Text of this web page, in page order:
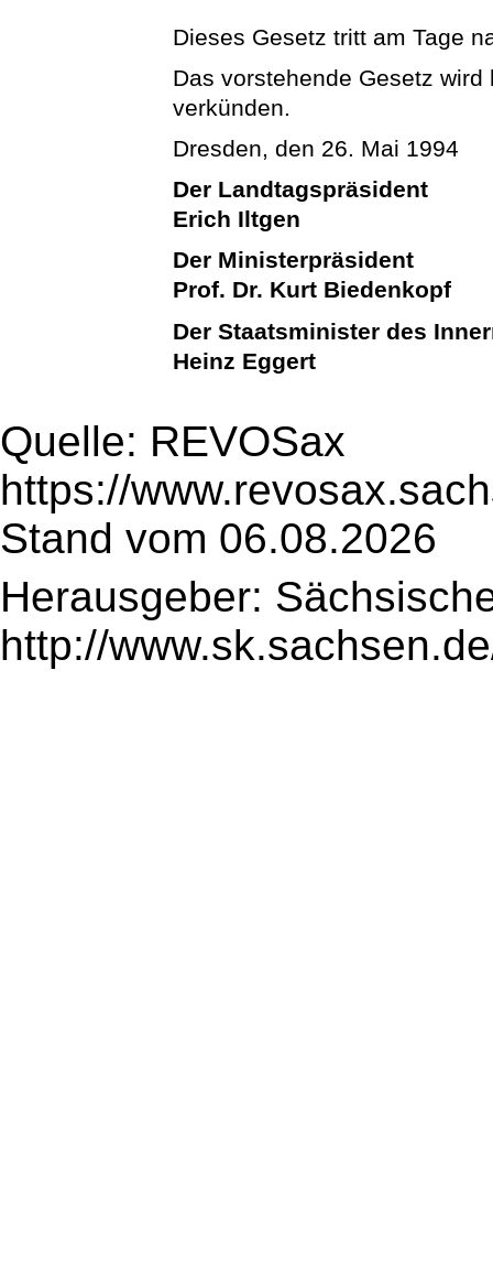
Dieses Gesetz tritt am Tage
Das vorstehende Gesetz
verkünden.
Dresden, den 26. Mai 1994
Der Landtagspräsident
Erich Iltgen
Der Ministerpräsident
Prof. Dr. Kurt Biedenkopf
Der Staatsminister des
Heinz Eggert
Quelle: REVOSax
https://
Stand vom 06.08.2026
Herausgeber:
http://